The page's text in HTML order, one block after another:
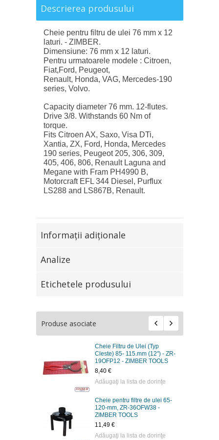
Descrierea produsului
Cheie pentru filtru de ulei 76 mm x 12
laturi. - ZIMBER.
Dimensiune: 76 mm x 12 laturi.
Pentru urmatoarele modele : Citroen,
Fiat,Ford, Peugeot,
Renault, Honda, VAG, Mercedes-190
series, Volvo.
Capacity diameter 76 mm. 12-flutes.
Drive 3/8. Withstands 60 Nm of
torque.
Fits Citroen AX, Saxo, Visa DTi,
Xantia, ZX, Ford, Honda, Mercedes
190 series, Peugeot 205, 306, 309,
405, 406, 806, Renault Laguna and
Megane with Fram PH4990 B,
Motorcraft EFL 344 Diesel, Purflux
LS288 and LS867B, Renault.
Informaţii adiţionale
Analize
Etichetele produsului
Produse asociate
Cheie Filtru de Ulei (Typ
Cleste) 85- 115.mm (12") - ZR-
19OFP12 - ZIMBER TOOLS
8,40 €
Adăugaţi la lista de dorinţe
Cheie pentru filtre de ulei 65-
120-mm, ZR-36OFW38 -
ZIMBER TOOLS
11,49 €
Adăugaţi la lista de dorinţe